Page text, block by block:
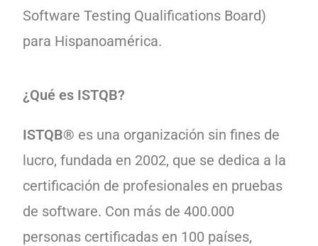
Software Testing Qualifications Board)
para Hispanoamérica.
¿Qué es ISTQB?
ISTQB® es una organización sin fines de
lucro, fundada en 2002, que se dedica a la
certificación de profesionales en pruebas
de software. Con más de 400.000
personas certificadas en 100 países,